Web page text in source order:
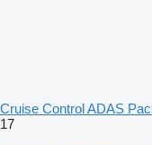
Cruise Control ADAS
17